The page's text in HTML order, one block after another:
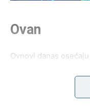
Ovan
Ovnovi danas
vreme pokušavate
danas dolaze ruše